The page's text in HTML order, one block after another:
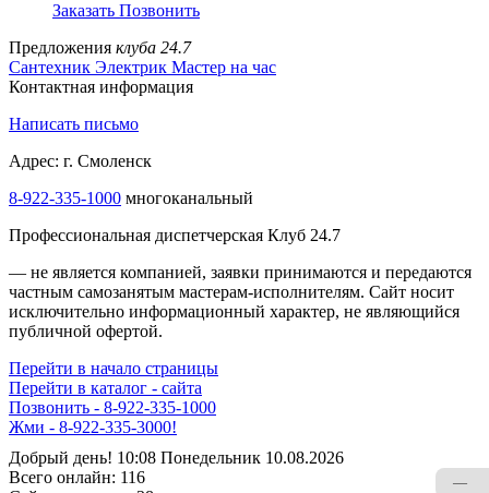
Заказать Позвонить
Предложения клуба 24.7
Сантехник Электрик Мастер на час
Контактная информация
Написать письмо
Адрес: г. Смоленск
8-922-335-1000 многоканальный
Профессиональная диспетчерская Клуб 24.7
— не является компанией, заявки принимаются и передаются
частным самозанятым мастерам‑исполнителям. Сайт носит
исключительно информационный характер, не являющийся
публичной офертой.
Перейти в начало страницы
Перейти в каталог - сайта
Позвонить - 8-922-335-1000
Жми - 8-922-335-3000!
Добрый день! 10:08 Понедельник 10.08.2026
Всего онлайн: 116
—